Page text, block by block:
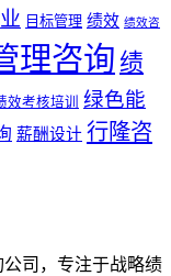
目标管理 绩效 绩效咨
理咨询 绩
效考核培训
绿色能
薪酬设计 行隆咨
司，专注于战略绩